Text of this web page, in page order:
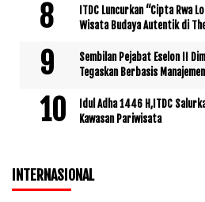
ITDC Luncurkan “Cipta Rwa
Wisata Budaya Autentik di
Sembilan Pejabat Eselon II
Tegaskan Berbasis
Idul Adha 1446 H,ITDC
Kawasan Pariwisata
INTERNASIONAL